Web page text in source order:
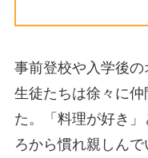
事前登校や入学後の
生徒たちは徐々に
た。「料理が好き
ろから慣れ親しん